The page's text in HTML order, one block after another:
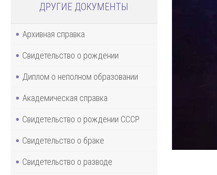
ДРУГИЕ ДОКУМЕНТЫ
Архивная справка
Свидетельство о рождении
Диплом о неполном образовании
Академическая справка
Свидетельство о рождении СССР
Свидетельство о браке
Свидетельство о разводе